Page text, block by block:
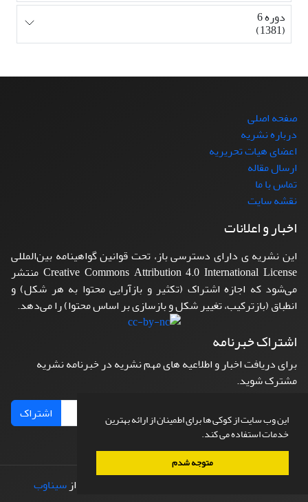
این وب سایت از کوکی ها برای اطمینان از ارائه بهترین
خدمات استفاده می کند.
متوجه شدم
دوره 6
(1381)
صفحه اصلی
درباره نشریه
اعضای هیات تحریریه
ارسال مقاله
تماس با ما
نقشه سایت
اخبار و اعلانات
این نشریه ی دارای دسترسی باز، تحت قوانین گواهینامه بین‌المللی
Creative Commons Attribution 4.0 International License منتشر
می‌شود که اجازه اشتراک (تکثیر و بازآرایی محتوا به هر شکل) و
انطباق (بازترکیب، تغییر شکل و بازسازی بر اساس محتوا) را می‌دهد.
اشتراک خبرنامه
برای دریافت اخبار و اطلاعیه های مهم نشریه در خبرنامه نشریه
مشترک شوید.
اشتراک
طراحی و پیاده سازی از سیناوب